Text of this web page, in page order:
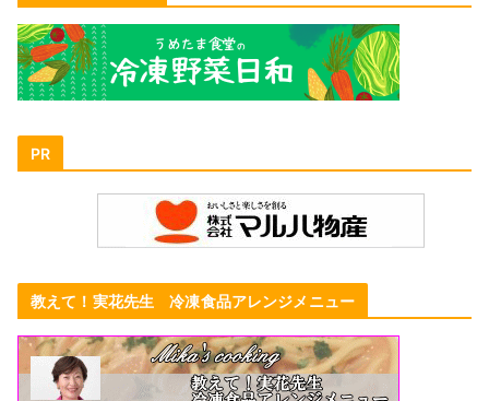
PR
教えて！実花先生 冷凍食品アレンジメニュー